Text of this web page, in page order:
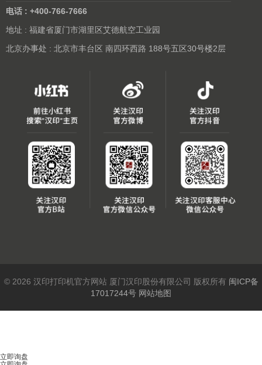
电话 : +400-766-7666
地址 : 福建省厦门市湖里区艾德航空工业园
北京办事处 : 北京市丰台区 南四环西路 188号五区30号楼2层
© 2026 汉印打印机官方网站 厦门汉印股份有限公司 版权所有 闽ICP备
17017244号 网站地图
立即询盘